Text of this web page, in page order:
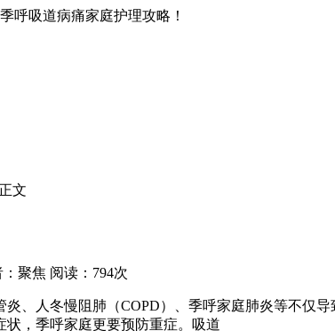
呼吸道病痛家庭护理攻略！
正文
：聚焦 阅读：794次
、人冬慢阻肺（COPD）、季呼家庭肺炎等不仅
，季呼家庭更要预防重症。吸道